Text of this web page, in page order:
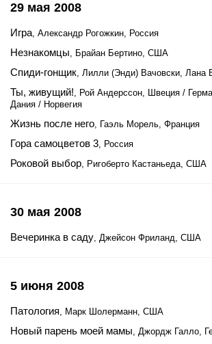
29 мая 2008
Игра, Александр Рогожкин, Россия
Незнакомцы, Брайан Бертино, США
Спиди-гонщик, Лилли (Энди) Вачовски, Лана
Ты, живущий!, Рой Андерссон, Швеция /
Дания / Норвегия
Жизнь после него, Гаэль Морель, Франция
Гора самоцветов 3, Россия
Роковой выбор, Ригоберто Кастаньеда, США
30 мая 2008
Вечеринка в саду, Джейсон Фриланд, США
5 июня 2008
Патология, Марк Шолерманн, США
Новый парень моей мамы, Джордж Галло,